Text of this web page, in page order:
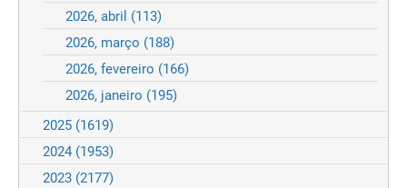
2026, abril (113)
2026, março (188)
2026, fevereiro (166)
2026, janeiro (195)
2025 (1619)
2024 (1953)
2023 (2177)